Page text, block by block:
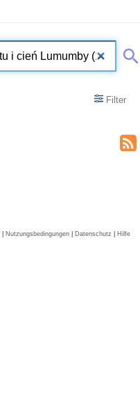
Filter
| Nutzungsbedingungen | Datenschutz | Hilfe